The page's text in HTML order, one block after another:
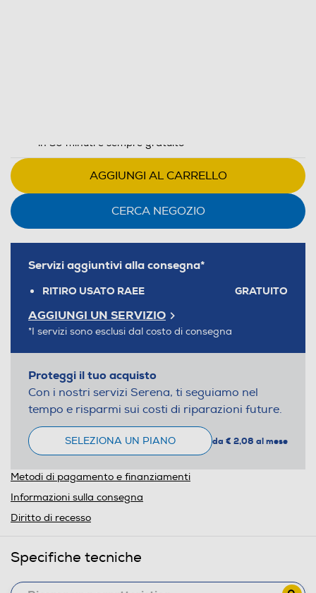
in 30 minuti e sempre gratuito
AGGIUNGI AL CARRELLO
CERCA NEGOZIO
Servizi aggiuntivi alla consegna*
RITIRO USATO RAEE GRATUITO
AGGIUNGI UN SERVIZIO
*I servizi sono esclusi dal costo di consegna
Proteggi il tuo acquisto
Con i nostri servizi Serena, ti seguiamo nel
tempo e risparmi sui costi di riparazioni future.
SELEZIONA UN PIANO da € 2,08 al mese
Metodi di pagamento e finanziamenti
Informazioni sulla consegna
Diritto di recesso
Specifiche tecniche